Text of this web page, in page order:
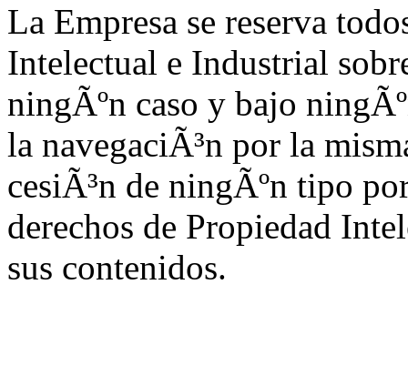
La Empresa se reserva
Intelectual e Industrial
ningÃºn caso y bajo
la navegaciÃ³n por la
cesiÃ³n de ningÃºn tipo
derechos de Propiedad
sus contenidos.